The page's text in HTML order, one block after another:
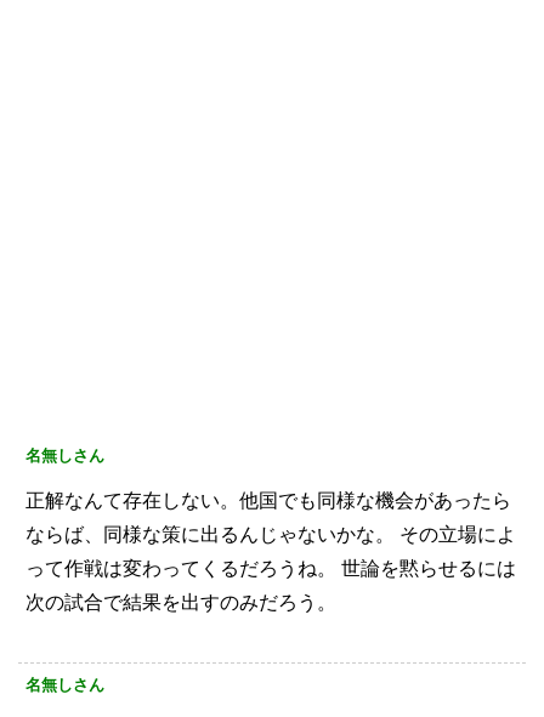
名無しさん
正解なんて存在しない。他国でも同様な機会があったら
ならば、同様な策に出るんじゃないかな。
その立場によ
って作戦は変わってくるだろうね。
世論を黙らせるには
次の試合で結果を出すのみだろう。
名無しさん